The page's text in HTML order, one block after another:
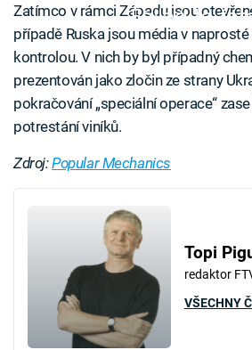
Failed to
Zatímco v rámci Západu jsou
případě Ruska jsou média v
kontrolou. V nich by byl případný
prezentován jako zločin ze strany
pokračování „speciální operace“
potrestání viníků.
Zdroj:Popular Mechanics
Topi
redaktor
VŠECHNY